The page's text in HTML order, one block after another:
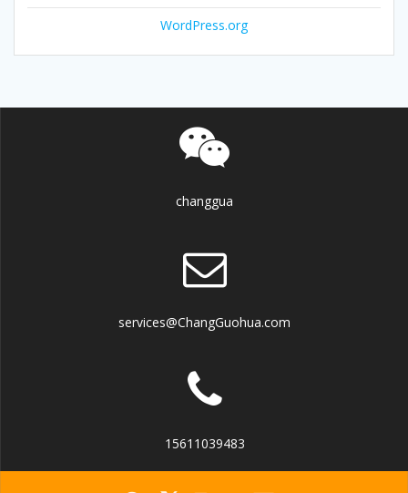
WordPress.org
changgua
services@ChangGuohua.com
15611039483